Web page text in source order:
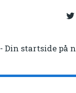
- Din startside på